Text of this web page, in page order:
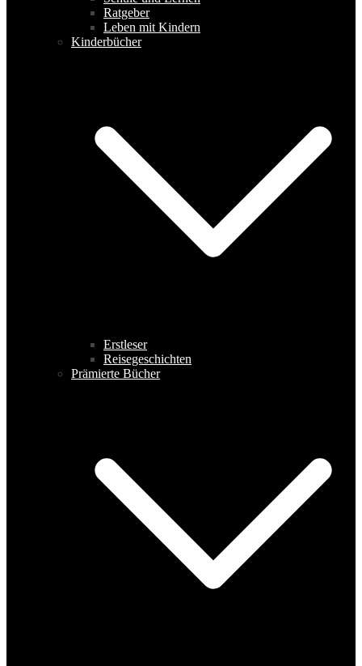
Ratgeber
Leben mit Kindern
Kinderbücher
Erstleser
Reisegeschichten
Prämierte Bücher